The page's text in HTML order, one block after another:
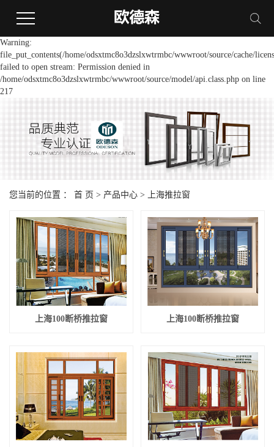
Warning:
file_put_contents(/home/odsxtmc8o3dzslxwtrmbc/wwwroot/source/cache/
failed to open stream: Permission denied in
/home/odsxtmc8o3dzslxwtrmbc/wwwroot/source/model/api.class.php on line
217
您当前的位置 ： 首 页 > 产品中心 > 上海推拉窗
上海100断桥推拉窗 上海100断桥推拉窗